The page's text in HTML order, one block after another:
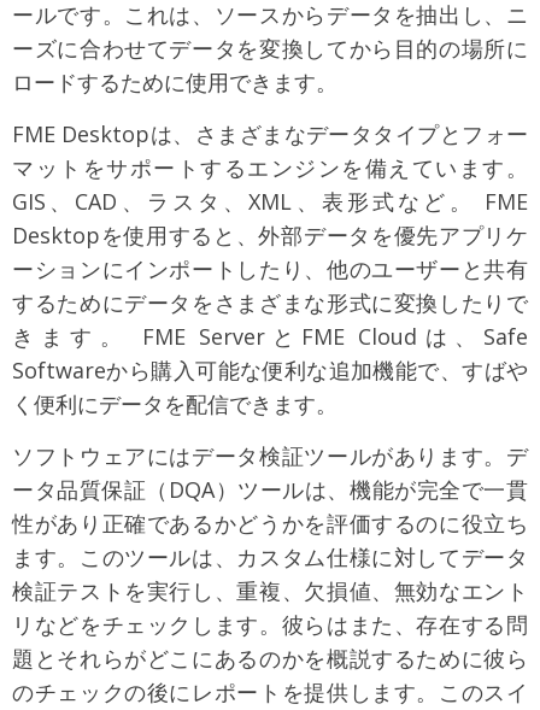
ールです。これは、ソースからデータを抽出し、ニ
ーズに合わせてデータを変換してから目的の場所に
ロードするために使用できます。
FME Desktopは、さまざまなデータタイプとフォー
マットをサポートするエンジンを備えています。
GIS、CAD、ラスタ、XML、表形式など。 FME
Desktopを使用すると、外部データを優先アプリケ
ーションにインポートしたり、他のユーザーと共有
するためにデータをさまざまな形式に変換したりで
きます。 FME ServerとFME Cloudは、Safe
Softwareから購入可能な便利な追加機能で、すばや
く便利にデータを配信できます。
ソフトウェアにはデータ検証ツールがあります。デ
ータ品質保証（DQA）ツールは、機能が完全で一貫
性があり正確であるかどうかを評価するのに役立ち
ます。このツールは、カスタム仕様に対してデータ
検証テストを実行し、重複、欠損値、無効なエント
リなどをチェックします。彼らはまた、存在する問
題とそれらがどこにあるのかを概説するために彼ら
のチェックの後にレポートを提供します。このスイ